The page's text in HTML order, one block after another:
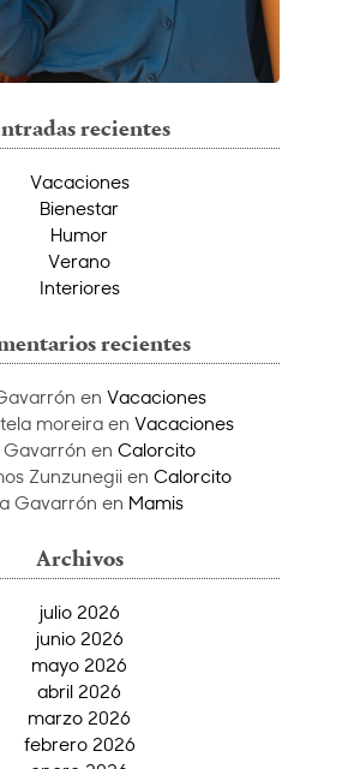
recientes
Vacaciones
Bienestar
Humor
Verano
Interiores
recientes
en Vacaciones
moreiraen Vacaciones
Gavarrón en Calorcito
Zunzunegiien Calorcito
Gavarrón en Mamis
Archivos
julio 2026
junio 2026
mayo 2026
abril 2026
marzo 2026
febrero 2026